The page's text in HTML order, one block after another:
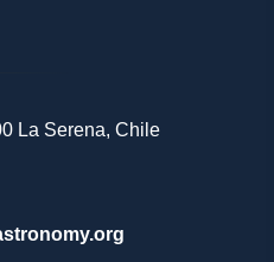
La Serena, Chile